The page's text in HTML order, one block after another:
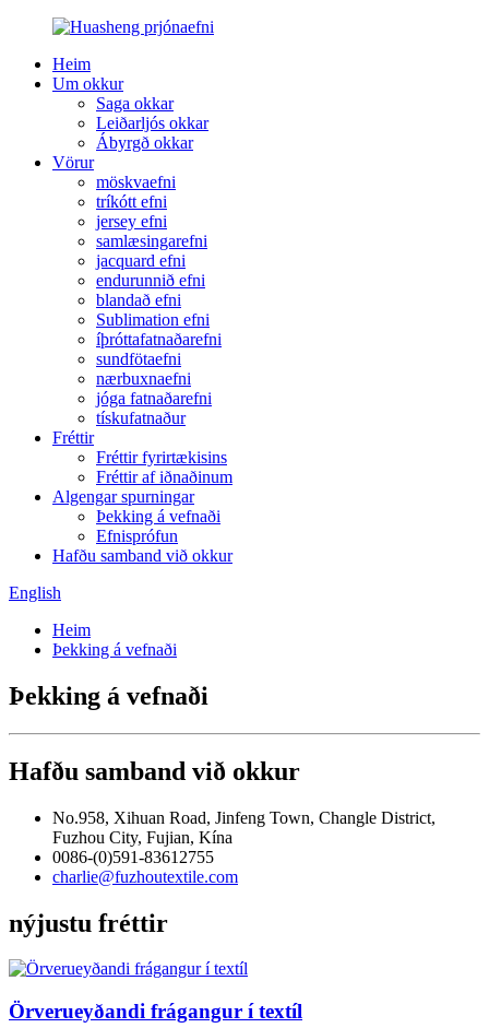
Heim
Um okkur
Saga okkar
Leiðarljós okkar
Ábyrgð okkar
Vörur
möskvaefni
tríkótt efni
jersey efni
samlæsingarefni
jacquard efni
endurunnið efni
blandað efni
Sublimation efni
íþróttafatnaðarefni
sundfötaefni
nærbuxnaefni
jóga fatnaðarefni
tískufatnaður
Fréttir
Fréttir fyrirtækisins
Fréttir af iðnaðinum
Algengar spurningar
Þekking á vefnaði
Efnisprófun
Hafðu samband við okkur
English
Heim
Þekking á vefnaði
Þekking á vefnaði
Hafðu samband við okkur
No.958, Xihuan Road, Jinfeng Town, Changle District,
Fuzhou City, Fujian, Kína
0086-(0)591-83612755
charlie@fuzhoutextile.com
nýjustu fréttir
Örverueyðandi frágangur í textíl